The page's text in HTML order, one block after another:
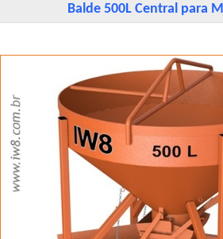
Balde 500L Central para